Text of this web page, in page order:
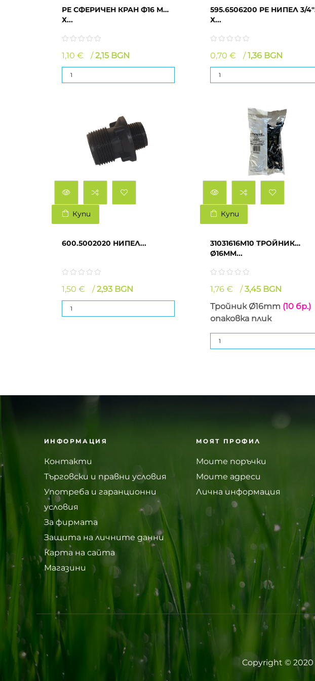
РЕ СФЕРИЧЕН КРАН Ф16 ММ
Х...
1,10 € 2,15 BGN
595.6506200 РЕ НИПЕЛ 3/4"
Х...
0,70 € 1,36 BGN
Купи
600.5002020 НИПЕЛ...
1,50 € 2,93 BGN
Купи
31031616M10 ТРОЙНИК
Ø16MM...
1,76 €
3,45 BGN
Тройник Ø16mm (10 бр.)
опаковка плик
ИНФОРМАЦИЯ
Контакти
Търговски и правни условия
Употреба и гаранционни
условия
За фирмата
Защита на личните данни
Карта на сайта
Магазини
МОЯТ ПРОФИЛ
Моите поръчки
Моите адреси
Лична информация
Copyright © 2020